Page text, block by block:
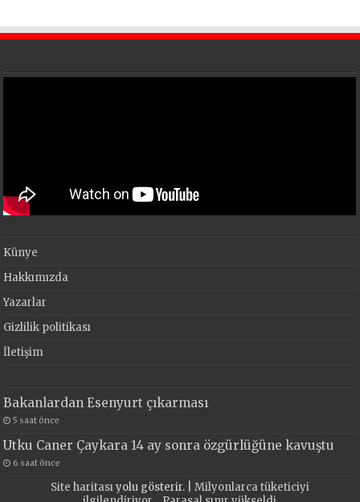
Künye
Hakkımızda
Yazarlar
Gizlilik politikası
İletişim
Bakanlardan Esenyurt çıkarması
5 saat önce
Utku Caner Çaykara 14 ay sonra özgürlüğüne kavuştu
6 saat önce
Site haritasıyolu gösterir. | Milyonlarca tüketiciyi